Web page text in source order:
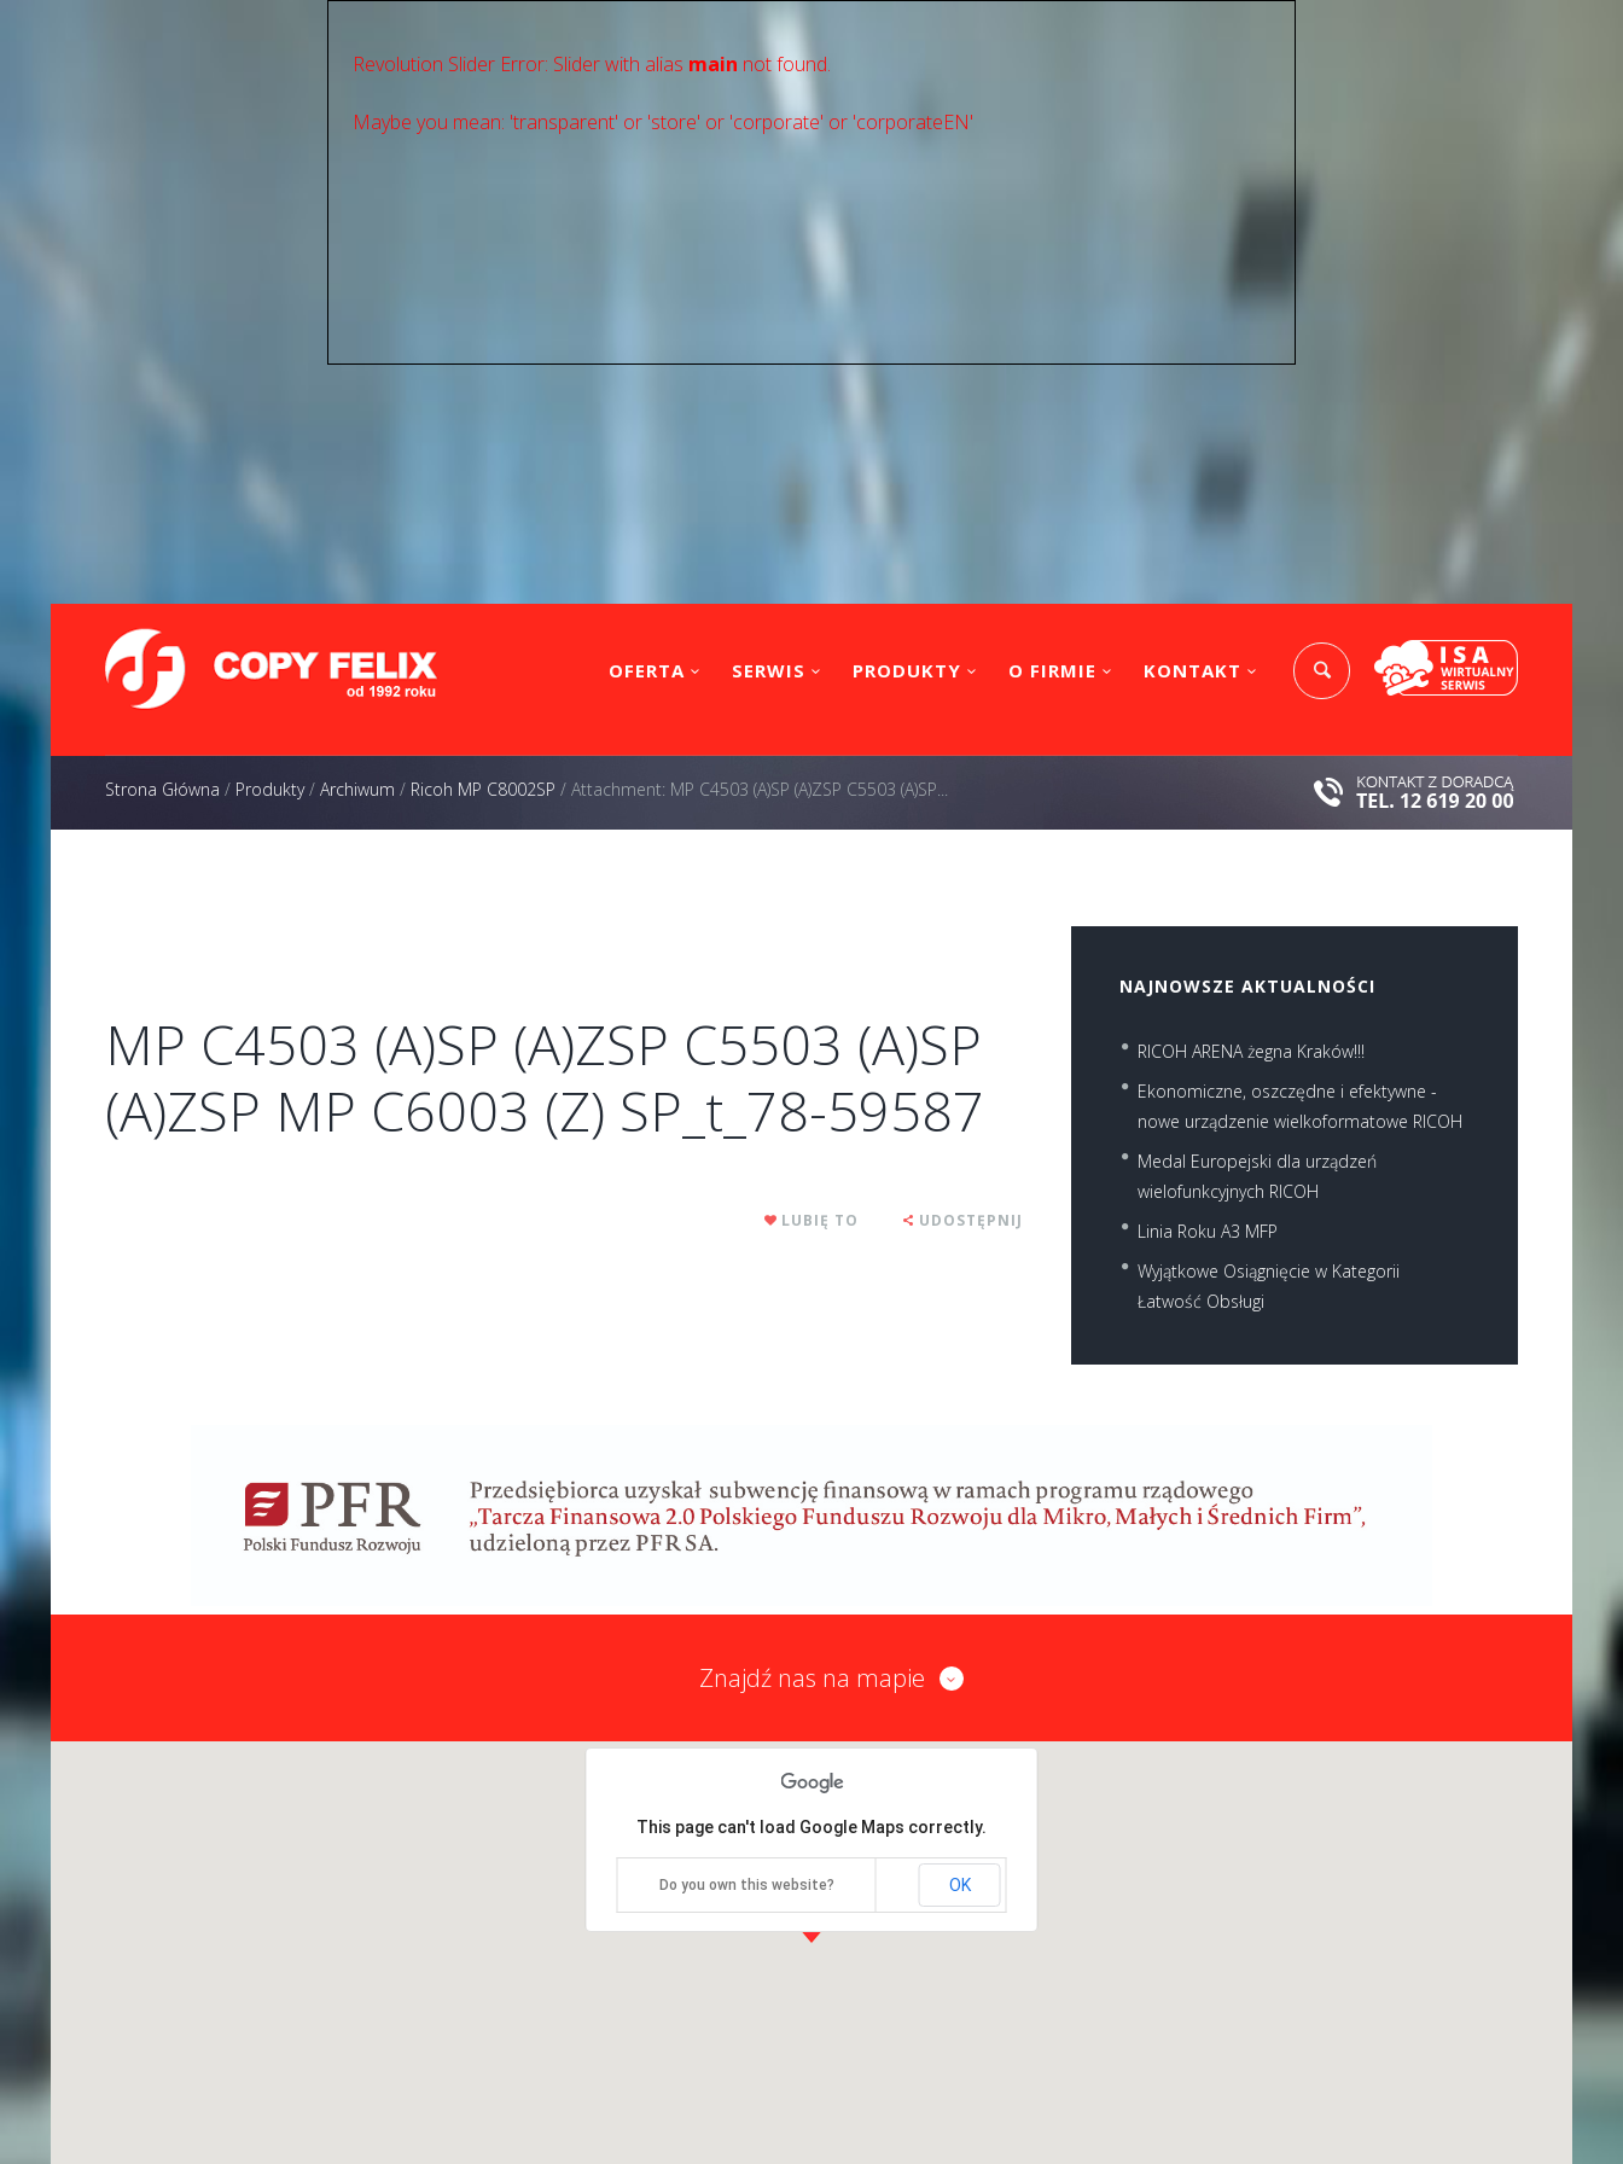
Revolution Slider Error: Slider with alias main not found.
Maybe you mean: 'transparent' or 'store' or 'сorporate' or 'corporateEN'
OFERTA SERWIS PRODUKTY O FIRMIE KONTAKT
Strona Główna / Produkty/ Archiwum / Ricoh MP C8002SP / Attachment: MP C4503 (A)SP (A)ZSP C5503 (A)SP...
MP C4503 (A)SP (A)ZSP C5503 (A)SP
(A)ZSP MP C6003 (Z) SP_t_78-59587
LUBIĘ TO UDOSTĘPNIJ
NAJNOWSZE AKTUALNOŚCI
RICOH ARENA żegna Kraków!!!
Ekonomiczne, oszczędne i efektywne -
nowe urządzenie wielkoformatowe RICOH
Medal Europejski dla urządzeń
wielofunkcyjnych RICOH
Linia Roku A3 MFP
Wyjątkowe Osiągnięcie w Kategorii
Łatwość Obsługi
Znajdź nas na mapie
This page can't load Google Maps correctly.
Do you own this website? OK